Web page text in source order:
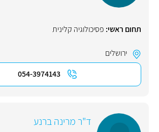
תחום ראשי: פסיכולוגיה קלינית
ירושלים
054-3974143
ד"ר מרינה ברנע